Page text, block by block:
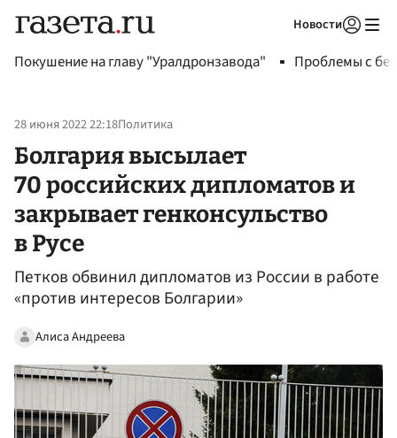
Новости
Покушение на главу "Уралдронзавода" Проблемы с
28 июня 2022 22:18Политика
Болгария высылает
70 российских дипломатов и
закрывает генконсульство
в Русе
Петков обвинил дипломатов из России в работе
«против интересов Болгарии»
Алиса Андреева